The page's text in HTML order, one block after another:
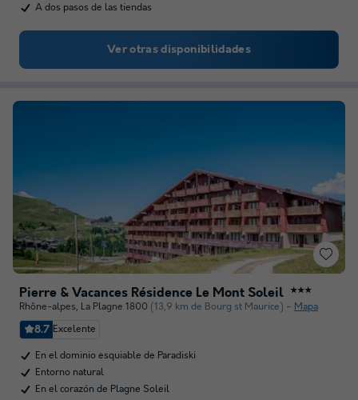
A dos pasos de las tiendas
Ver otras disponibilidades
Pierre & Vacances Résidence Le Mont Soleil ★★★
Rhône-alpes, La Plagne 1800 (13,9 km de Bourg st Maurice) Mapa
8.7 Excelente
En el dominio esquiable de Paradiski
Entorno natural
En el corazón de Plagne Soleil